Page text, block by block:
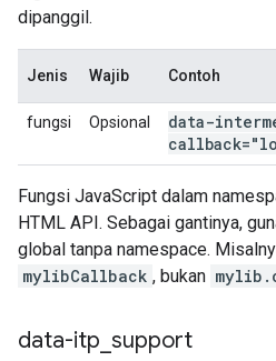
dipanggil.
Jenis Wajib Contoh
fungsi Opsional data-
Fungsi JavaScript dalam
HTML API. Sebagai gantinya,
global tanpa namespace.
mylibCallback , bukan
data-itp support